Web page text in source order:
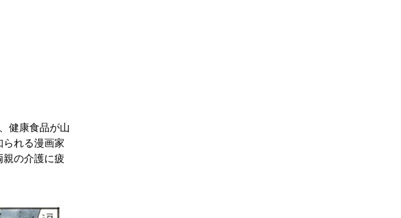
健康食品が山
れる漫画家
の介護に疲